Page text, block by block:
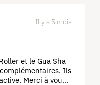
et le Gua Sha
Ils
Merci à vous
Il y a 5 mois